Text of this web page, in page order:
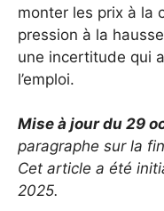
monter les prix à la
pression à la
une incertitude qui
l’emploi.
Mise à jour du 29
paragraphe sur la
Cet article a été
2025.